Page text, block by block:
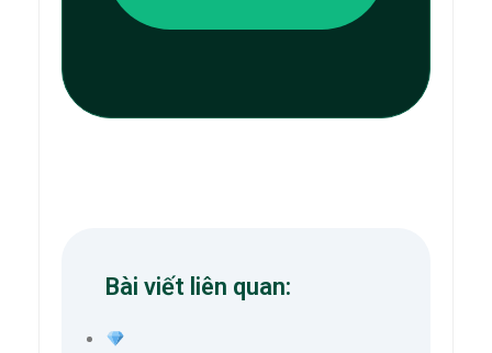
Bài viết liên quan: